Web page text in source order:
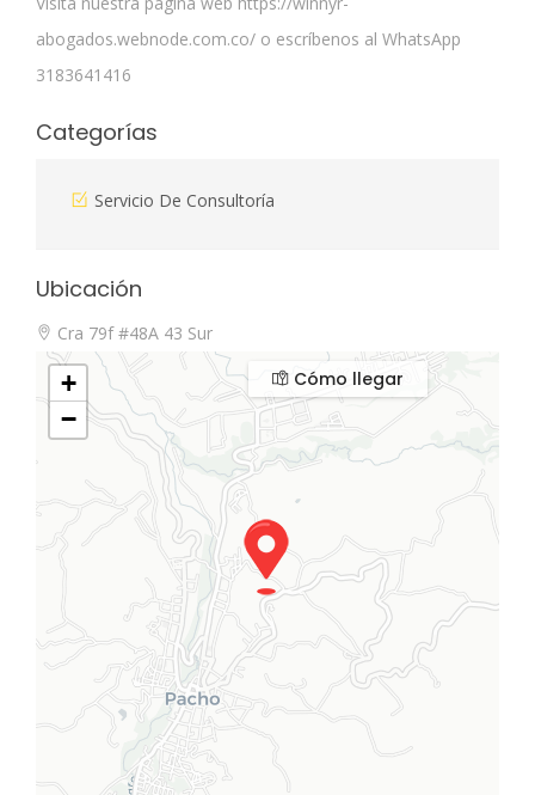
abogados.webnode.com.co/ o escríbenos al WhatsApp
3183641416
Categorías
Servicio De Consultoría
Ubicación
Cra 79f #48A 43 Sur
+
−
Cómo llegar